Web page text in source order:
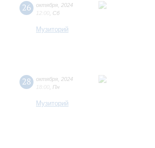
26 октября 2024
12:00 Сб
Музиторий
28 октября 2024
18:00 Пн
Музиторий